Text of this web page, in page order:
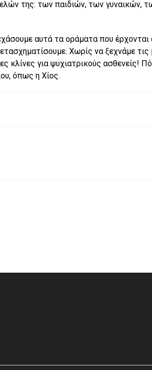
της: των παιδιών, των γυναικών,
αυτά τα οράματα που
Χωρίς να ξεχνάμε τις
κλίνες για ψυχιατρικούς ασθενείς!
όπως η Χίος.